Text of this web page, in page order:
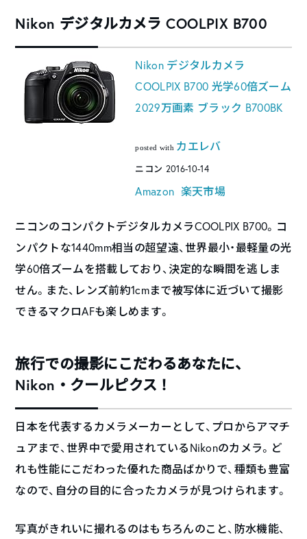
Nikon デジタルカメラ COOLPIX B700
Nikon デジタルカメラ
COOLPIX B700 光学60倍ズーム
2029万画素 ブラック B700BK
posted with カエレバ
ニコン 2016-10-14
Amazon 楽天市場
ニコンのコンパクトデジタルカメラCOOLPIX B700。コ
ンパクトな1440mm相当の超望遠、世界最小・最軽量の光
学60倍ズームを搭載しており、決定的な瞬間を逃しま
せん。また、レンズ前約1cmまで被写体に近づいて撮影
できるマクロAFも楽しめます。
旅行での撮影にこだわるあなたに、
Nikon・クールピクス！
日本を代表するカメラメーカーとして、プロからアマチ
ュアまで、世界中で愛用されているNikonのカメラ。ど
れも性能にこだわった優れた商品ばかりで、種類も豊富
なので、自分の目的に合ったカメラが見つけられます。
写真がきれいに撮れるのはもちろんのこと、防水機能、